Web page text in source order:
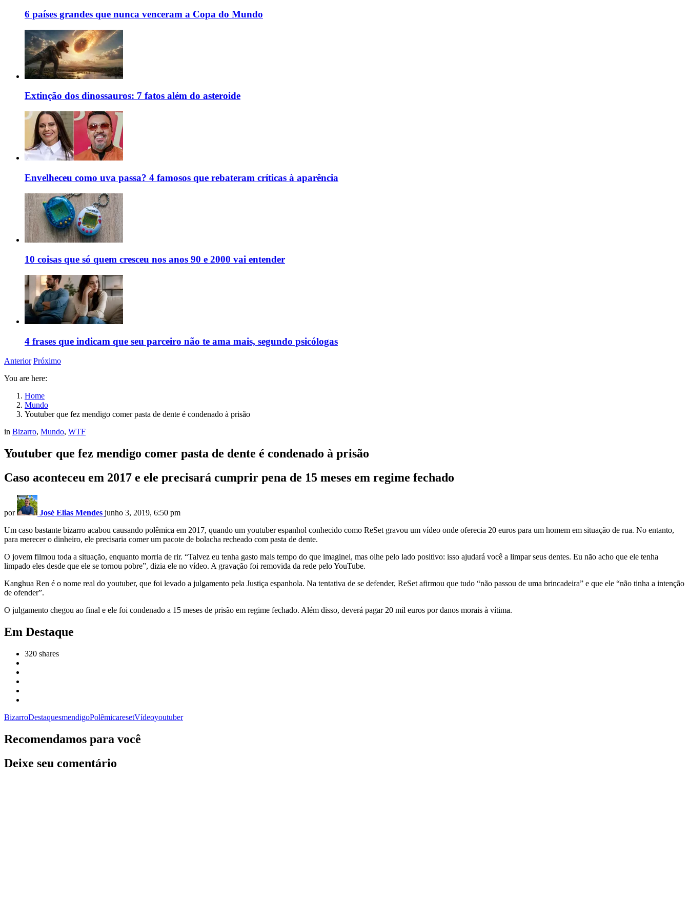
6 países grandes que nunca venceram a Copa do Mundo
Extinção dos dinossauros: 7 fatos além do asteroide
Envelheceu como uva passa? 4 famosos que rebateram críticas à aparência
10 coisas que só quem cresceu nos anos 90 e 2000 vai entender
4 frases que indicam que seu parceiro não te ama mais, segundo psicólogas
Anterior Próximo
You are here:
Home
Mundo
Youtuber que fez mendigo comer pasta de dente é condenado à prisão
in Bizarro, Mundo, WTF
Youtuber que fez mendigo comer pasta de dente é condenado à prisão
Caso aconteceu em 2017 e ele precisará cumprir pena de 15 meses em regime fechado
por José Elias Mendes junho 3, 2019, 6:50 pm
Um caso bastante bizarro acabou causando polêmica em 2017, quando um youtuber espanhol conhecido como ReSet gravou um vídeo onde oferecia 20 euros para um homem em situação de rua. No entanto,
para merecer o dinheiro, ele precisaria comer um pacote de bolacha recheado com pasta de dente.
O jovem filmou toda a situação, enquanto morria de rir. “Talvez eu tenha gasto mais tempo do que imaginei, mas olhe pelo lado positivo: isso ajudará você a limpar seus dentes. Eu não acho que ele tenha
limpado eles desde que ele se tornou pobre”, dizia ele no vídeo. A gravação foi removida da rede pelo YouTube.
Kanghua Ren é o nome real do youtuber, que foi levado a julgamento pela Justiça espanhola. Na tentativa de se defender, ReSet afirmou que tudo “não passou de uma brincadeira” e que ele “não tinha a intenção
de ofender”.
O julgamento chegou ao final e ele foi condenado a 15 meses de prisão em regime fechado. Além disso, deverá pagar 20 mil euros por danos morais à vítima.
Em Destaque
320 shares
BizarroDestaquesmendigoPolêmicaresetVídeoyoutuber
Recomendamos para você
Deixe seu comentário